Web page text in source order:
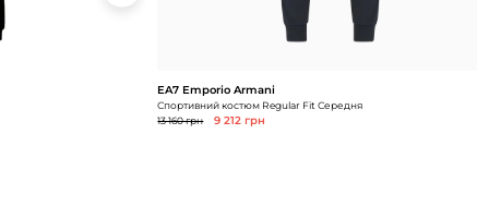
EA7 Emporio Armani
Спортивний костюм Regular Fit Середня
13 160 грн
9 212 грн